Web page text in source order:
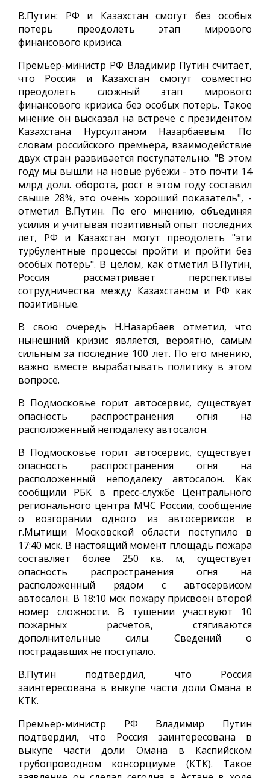
В.Путин: РФ и Казахстан смогут без особых
потерь преодолеть этап мирового
финансового кризиса.
Премьер-министр РФ Владимир Путин считает,
что Россия и Казахстан смогут совместно
преодолеть сложный этап мирового
финансового кризиса без особых потерь. Такое
мнение он высказал на встрече с президентом
Казахстана Нурсултаном Назарбаевым. По
словам российского премьера, взаимодействие
двух стран развивается поступательно. "В этом
году мы вышли на новые рубежи - это почти 14
млрд долл. оборота, рост в этом году составил
свыше 28%, это очень хороший показатель", -
отметил В.Путин. По его мнению, объединяя
усилия и учитывая позитивный опыт последних
лет, РФ и Казахстан могут преодолеть "эти
турбулентные процессы пройти и пройти без
особых потерь". В целом, как отметил В.Путин,
Россия рассматривает перспективы
сотрудничества между Казахстаном и РФ как
позитивные.
В свою очередь Н.Назарбаев отметил, что
нынешний кризис является, вероятно, самым
сильным за последние 100 лет. По его мнению,
важно вместе вырабатывать политику в этом
вопросе.
В Подмосковье горит автосервис, существует
опасность распространения огня на
расположенный неподалеку автосалон.
В Подмосковье горит автосервис, существует
опасность распространения огня на
расположенный неподалеку автосалон. Как
сообщили РБК в пресс-службе Центрального
регионального центра МЧС России, сообщение
о возгорании одного из автосервисов в
г.Мытищи Московской области поступило в
17:40 мск. В настоящий момент площадь пожара
составляет более 250 кв. м, существует
опасность распространения огня на
расположенный рядом с автосервисом
автосалон. В 18:10 мск пожару присвоен второй
номер сложности. В тушении участвуют 10
пожарных расчетов, стягиваются
дополнительные силы. Сведений о
пострадавших не поступало.
В.Путин подтвердил, что Россия
заинтересована в выкупе части доли Омана в
КТК.
Премьер-министр РФ Владимир Путин
подтвердил, что Россия заинтересована в
выкупе части доли Омана в Каспийском
трубопроводном консорциуме (КТК). Такое